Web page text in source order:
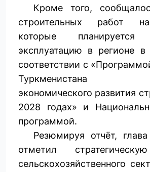
Кроме того,
строительных работ
которые
эксплуатацию в регионе
соответствии с
Туркменистана
экономического развития
2028 годах» и
программой.
Резюмируя отчёт, глава
отметил
сельскохозяйственного